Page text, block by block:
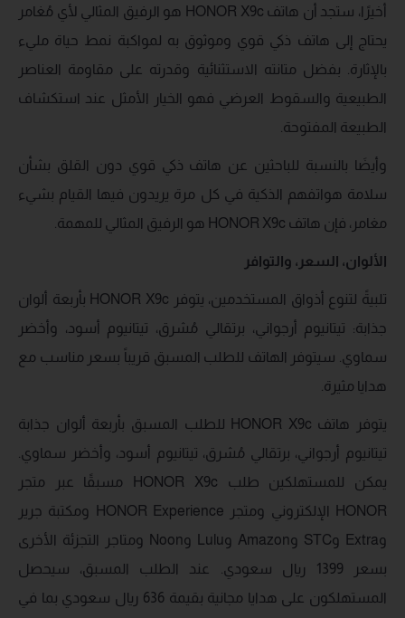
أخيرًا، ستجد أن هاتف HONOR X9c هو الرفيق المثالي لأي مُغامر
يحتاج إلى هاتف ذكي قوي وموثوق به لمواكبة نمط حياة مليء
بالإثارة. بفضل متانته الاستثنائية وقدرته على مقاومة العناصر
الطبيعية والسقوط العرضي فهو الخيار الأمثل عند استكشاف
الطبيعة المفتوحة.
وأيضَا بالنسبة للباحثين عن هاتف ذكي قوي دون القلق بشأن
سلامة هواتفهم الذكية في كل مرة يريدون فيها القيام بشيء
مغامر، فإن هاتف HONOR X9c هو الرفيق المثالي للمهمة.
الألوان، السعر، والتوافر
تلبيةً لتنوع أذواق المستخدمين، يتوفر HONOR X9c بأربعة ألوان
جذابة: تيتانيوم أرجواني، برتقالي مُشرق، تيتانيوم أسود، وأخضر
سماوي. سيتوفر الهاتف للطلب المسبق قريباً بسعر مناسب مع
هدايا مثيرة.
يتوفر هاتف HONOR X9c للطلب المسبق بأربعة ألوان جذابة
تيتانيوم أرجواني، برتقالي مُشرق، تيتانيوم أسود، وأخضر سماوي.
يمكن للمستهلكين طلب HONOR X9c مسبقًا عبر متجر
HONOR الإلكتروني ومتجر HONOR Experience ومكتبة جرير
وExtra وSTC وAmazon وLulu وNoon ومتاجر التجزئة الأخرى
بسعر 1399 ريال سعودي. عند الطلب المسبق، سيحصل
المستهلكون على هدايا مجانية بقيمة 636 ريال سعودي بما في